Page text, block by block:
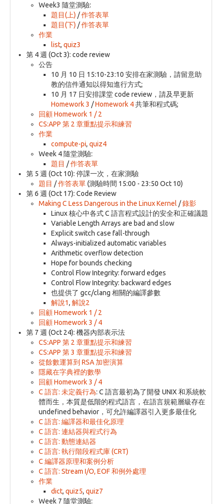
Week3 隨堂測驗:
題目(上) /作答表單
題目(下) /作答表單
作業
list, quiz3
第 4 週 (Oct 3): code review
公告
10 月 10 日 15:10-23:10 安排在家測驗，請留意助
教的信件通知以得知進行方式;
10 月 17 日安排課堂 code review，請及早更新
Homework 3 /Homework 4共筆和程式碼;
回顧 Homework 1 / 2
CS:APP 第 2 章重點提示和練習
作業
compute-pi, quiz4
Week 4 隨堂測驗:
題目 /作答表單
第 5 週 (Oct 10): 停課一次，在家測驗
題目 /作答表單(測驗時間 15:00 - 23:50 Oct 10)
第 6 週 (Oct 17): Code Review
Making C Less Dangerous in the Linux Kernel /錄影
Linux 核心中各式 C 語言程式設計的安全和正確議題
Variable Length Arrays are bad and slow
Explicit switch case fall-through
Always-initialized automatic variables
Arithmetic overflow detection
Hope for bounds checking
Control Flow Integrity: forward edges
Control Flow Integrity: backward edges
也提供了 gcc/clang 相關的編譯參數
解說1, 解說2
回顧 Homework 1 / 2
回顧 Homework 3 / 4
第 7 週 (Oct 24): 機器內部表示法
CS:APP 第 2 章重點提示和練習
CS:APP 第 3 章重點提示和練習
從餘數運算到 RSA 加密演算
隱藏在字典裡的數學
回顧 Homework 3 / 4
C 語言: 未定義行為: C 語言最初為了開發 UNIX 和系統軟
體而生，本質是低階的程式語言，在語言規範層級存在
undefined behavior，可允許編譯器引入更多最佳化
C 語言: 編譯器和最佳化原理
C 語言: 連結器與程式行為
C 語言: 動態連結器
C 語言: 執行階段程式庫 (CRT)
C 編譯器原理和案例分析
C 語言: Stream I/O, EOF 和例外處理
作業
dict, quiz5, quiz7
Week 7 隨堂測驗: